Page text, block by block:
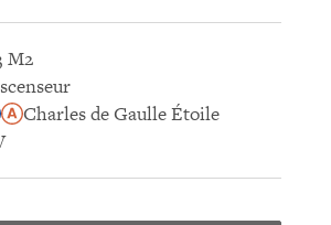
M2
Charles de Gaulle Étoile